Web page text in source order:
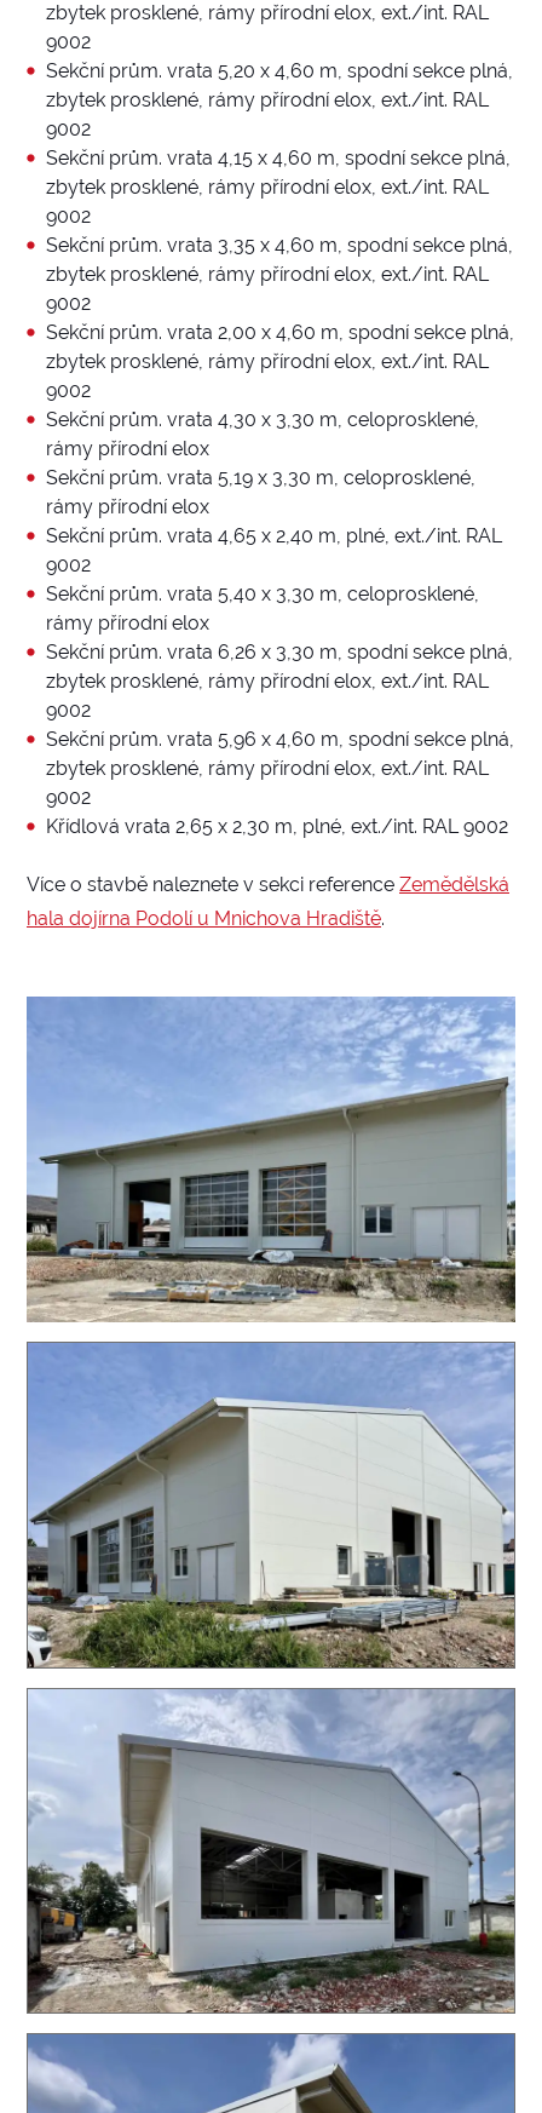
zbytek prosklené, rámy přírodní elox, ext./int. RAL
9002
Sekční prům. vrata 5,20 x 4,60 m, spodní sekce plná,
zbytek prosklené, rámy přírodní elox, ext./int. RAL
9002
Sekční prům. vrata 4,15 x 4,60 m, spodní sekce plná,
zbytek prosklené, rámy přírodní elox, ext./int. RAL
9002
Sekční prům. vrata 3,35 x 4,60 m, spodní sekce plná,
zbytek prosklené, rámy přírodní elox, ext./int. RAL
9002
Sekční prům. vrata 2,00 x 4,60 m, spodní sekce plná,
zbytek prosklené, rámy přírodní elox, ext./int. RAL
9002
Sekční prům. vrata 4,30 x 3,30 m, celoprosklené,
rámy přírodní elox
Sekční prům. vrata 5,19 x 3,30 m, celoprosklené,
rámy přírodní elox
Sekční prům. vrata 4,65 x 2,40 m, plné, ext./int. RAL
9002
Sekční prům. vrata 5,40 x 3,30 m, celoprosklené,
rámy přírodní elox
Sekční prům. vrata 6,26 x 3,30 m, spodní sekce plná,
zbytek prosklené, rámy přírodní elox, ext./int. RAL
9002
Sekční prům. vrata 5,96 x 4,60 m, spodní sekce plná,
zbytek prosklené, rámy přírodní elox, ext./int. RAL
9002
Křídlová vrata 2,65 x 2,30 m, plné, ext./int. RAL 9002
Více o stavbě naleznete v sekci reference Zemědělská
hala dojírna Podolí u Mnichova Hradiště.